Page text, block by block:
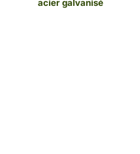
acier galvanisé